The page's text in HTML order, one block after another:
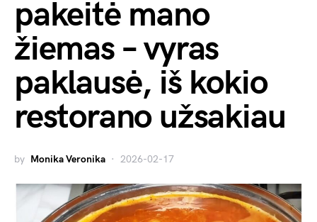
pakeitė mano
žiemas – vyras
paklausė, iš kokio
restorano užsakiau
by Monika Veronika 2026-02-17